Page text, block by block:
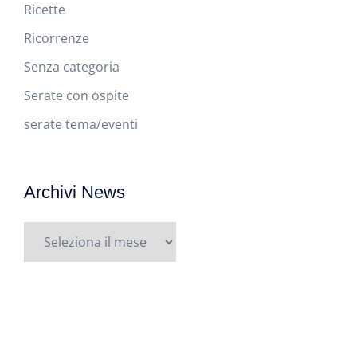
Ricette
Ricorrenze
Senza categoria
Serate con ospite
serate tema/eventi
Archivi News
News